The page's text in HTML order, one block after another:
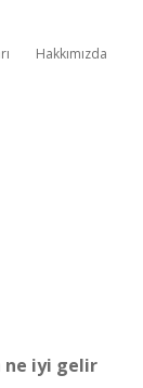
Hakkımızda
ne iyi gelir